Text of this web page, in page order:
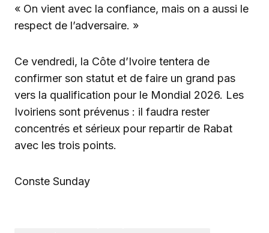
« On vient avec la confiance, mais on a aussi le
respect de l’adversaire. »
Ce vendredi, la Côte d’Ivoire tentera de
confirmer son statut et de faire un grand pas
vers la qualification pour le Mondial 2026. Les
Ivoiriens sont prévenus : il faudra rester
concentrés et sérieux pour repartir de Rabat
avec les trois points.
Conste Sunday